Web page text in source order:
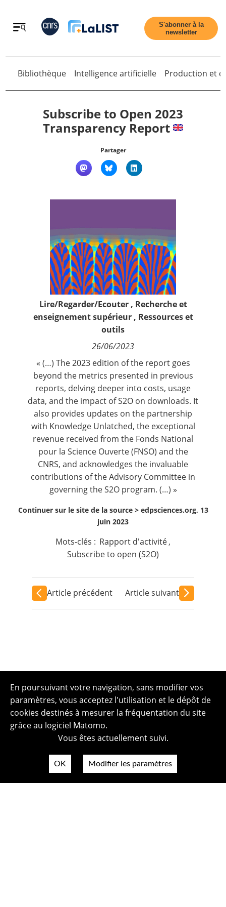
Retour
Nous suivre
S'abonner à la
newsletter
Retour
Bibliothèque Intelligence artificielle Production et
Subscribe to Open 2023
Transparency Report
Partager
Lire/Regarder/Ecouter, Recherche et
enseignement supérieur, Ressources et
outils
26/06/2023
« (…) The 2023 edition of the report goes
beyond the metrics presented in previous
reports, delving deeper into costs, usage
data, and the impact of S2O on downloads. It
also provides updates on the partnership
with Knowledge Unlatched, the exceptional
revenue received from the Fonds National
pour la Science Ouverte (FNSO) and the
CNRS, and acknowledges the invaluable
contributions of the Advisory Committee in
governing the S2O program. (…) »
Continuer sur le site de la source > edpsciences.org, 13
juin 2023
Mots-clés : Rapport d'activité,
Subscribe to open (S2O)
Article précédent Article suivant
En poursuivant votre navigation, sans modifier vos
paramètres, vous acceptez l'utilisation et le dépôt de
cookies destinés à mesurer la fréquentation du site
grâce au logiciel Matomo.
Vous êtes actuellement suivi.
OK Modifier les paramètres